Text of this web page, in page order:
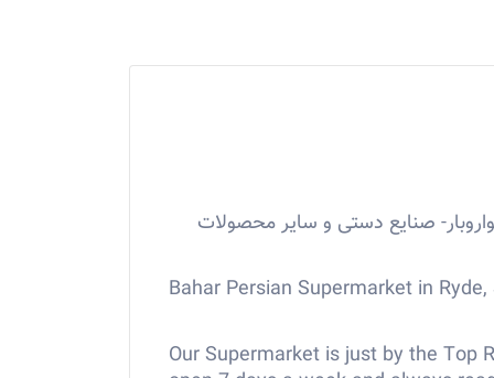
صنایع دستی و سایر محصولات
Bahar Persian Supermarket in
Our Supermarket is just by the Top